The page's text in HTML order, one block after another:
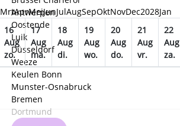
Antwerpen
Oostende
Luik
Düsseldorf
Weeze
Keulen Bonn
Munster-Osnabruck
Bremen
Dortmund
MrtAprMeiJunJulAugSepOktNovDec2028Jan
16
Aug
zo.
17
Aug
ma.
18
Aug
di.
19
Aug
wo.
20
Aug
do.
21
Aug
vr.
22
Aug
za.